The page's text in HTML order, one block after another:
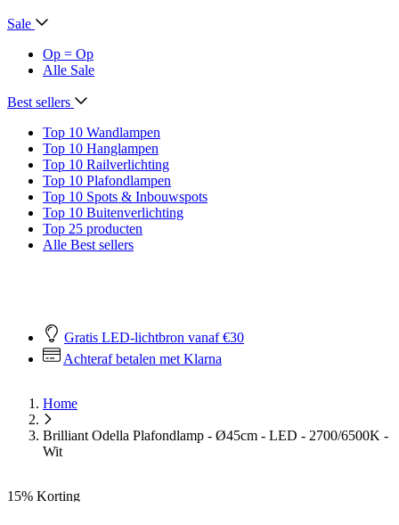
Sale
Op = Op
Alle Sale
Best sellers
Top 10 Wandlampen
Top 10 Hanglampen
Top 10 Railverlichting
Top 10 Plafondlampen
Top 10 Spots & Inbouwspots
Top 10 Buitenverlichting
Top 25 producten
Alle Best sellers
Gratis LED-lichtbron vanaf €30
Achteraf betalen met Klarna
Home
Brilliant Odella Plafondlamp - Ø45cm - LED - 2700/6500K -
Wit
15% Korting